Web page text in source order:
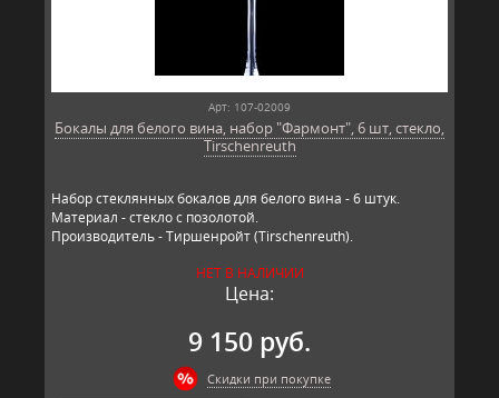
Арт: 107-02009
Бокалы для белого вина, набор "Фармонт", 6 шт, стекло,
Tirschenreuth
Набор стеклянных бокалов для белого вина - 6 штук.
Материал - стекло с позолотой.
Производитель - Тиршенройт (Tirschenreuth).
НЕТ В НАЛИЧИИ
Цена:
9 150 руб.
Скидки при покупке